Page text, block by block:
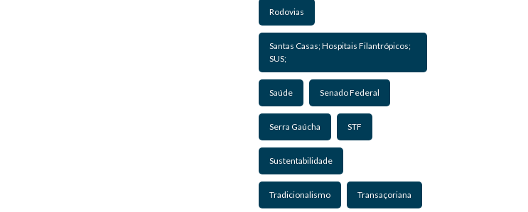
Rodovias
Santas Casas; Hospitais Filantrópicos;
SUS;
Saúde Senado Federal
Serra Gaúcha STF
Sustentabilidade
Tradicionalismo Transaçoriana